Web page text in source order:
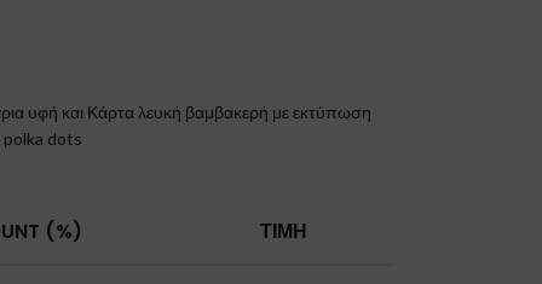
υφή και Κάρτα λευκή βαμβακερή με εκτύπωση
polka dots
(%) ΤΙΜΉ